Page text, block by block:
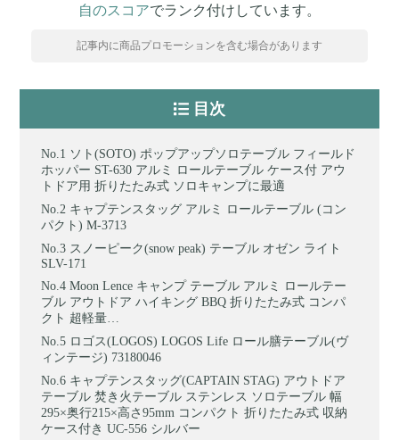
自のスコアでランク付けしています。
記事内に商品プロモーションを含む場合があります
目次
ソト(SOTO) ポップアップソロテーブル フィールド
ホッパー ST-630 アルミ ロールテーブル ケース付 アウ
トドア用 折りたたみ式 ソロキャンプに最適
キャプテンスタッグ アルミ ロールテーブル (コン
パクト) M-3713
スノーピーク(snow peak) テーブル オゼン ライト
SLV-171
Moon Lence キャンプ テーブル アルミ ロールテー
ブル アウトドア ハイキング BBQ 折りたたみ式 コンパ
クト 超軽量…
ロゴス(LOGOS) LOGOS Life ロール膳テーブル(ヴ
ィンテージ) 73180046
キャプテンスタッグ(CAPTAIN STAG) アウトドア
テーブル 焚き火テーブル ステンレス ソロテーブル 幅
295×奥行215×高さ95mm コンパクト 折りたたみ式 収納
ケース付き UC-556 シルバー